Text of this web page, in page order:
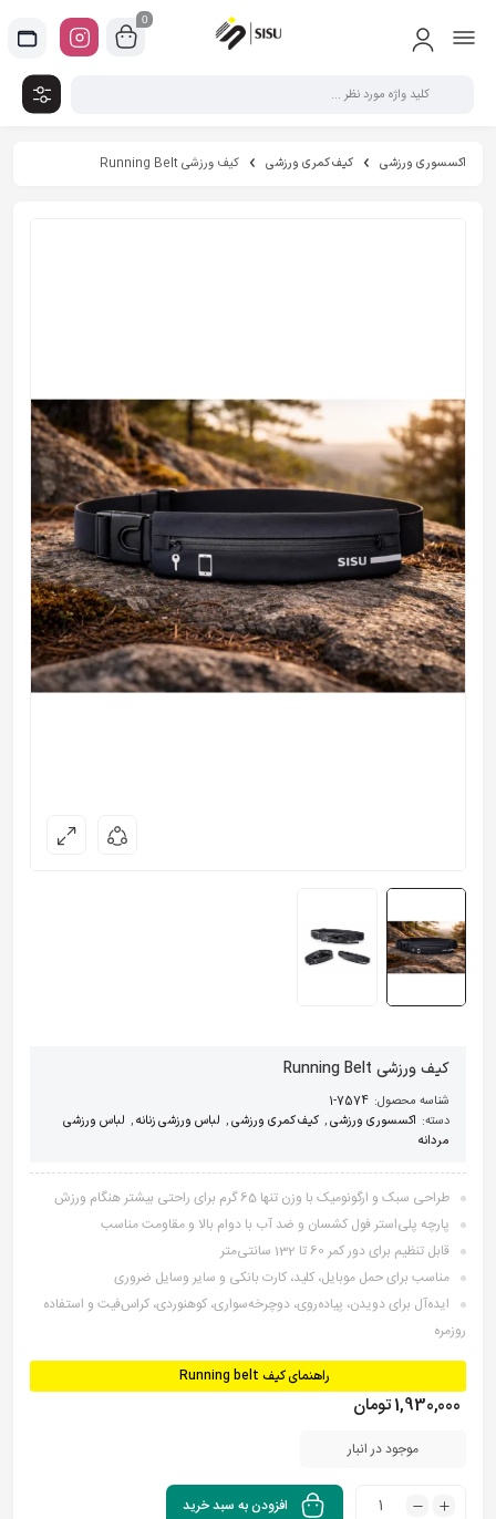
0
اکسسوری ورزشی کیف کمری ورزشی کیف ورزشی Running Belt
کیف ورزشی Running Belt
شناسه محصول: 7574-1
دسته: اکسسوری ورزشی, کیف کمری ورزشی, لباس ورزشی زنانه, لباس ورزشی
مردانه
طراحی سبک و ارگونومیک با وزن تنها 65 گرم برای راحتی بیشتر هنگام ورزش
پارچه پلی‌استر فول کشسان و ضد آب با دوام بالا و مقاومت مناسب
قابل تنظیم برای دور کمر 60 تا 132 سانتی‌متر
مناسب برای حمل موبایل، کلید، کارت بانکی و سایر وسایل ضروری
ایده‌آل برای دویدن، پیاده‌روی، دوچرخه‌سواری، کوهنوردی، کراس‌فیت و استفاده
روزمره
راهنمای کیف Running belt
1,930,000تومان
موجود در انبار
افزودن به سبد خرید